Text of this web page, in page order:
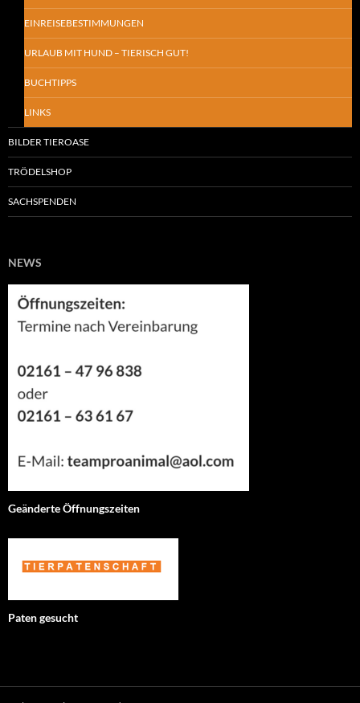
EINREISEBESTIMMUNGEN
URLAUB MIT HUND – TIERISCH GUT!
BUCHTIPPS
LINKS
BILDER TIEROASE
TRÖDELSHOP
SACHSPENDEN
NEWS
Geänderte Öffnungszeiten
Paten gesucht